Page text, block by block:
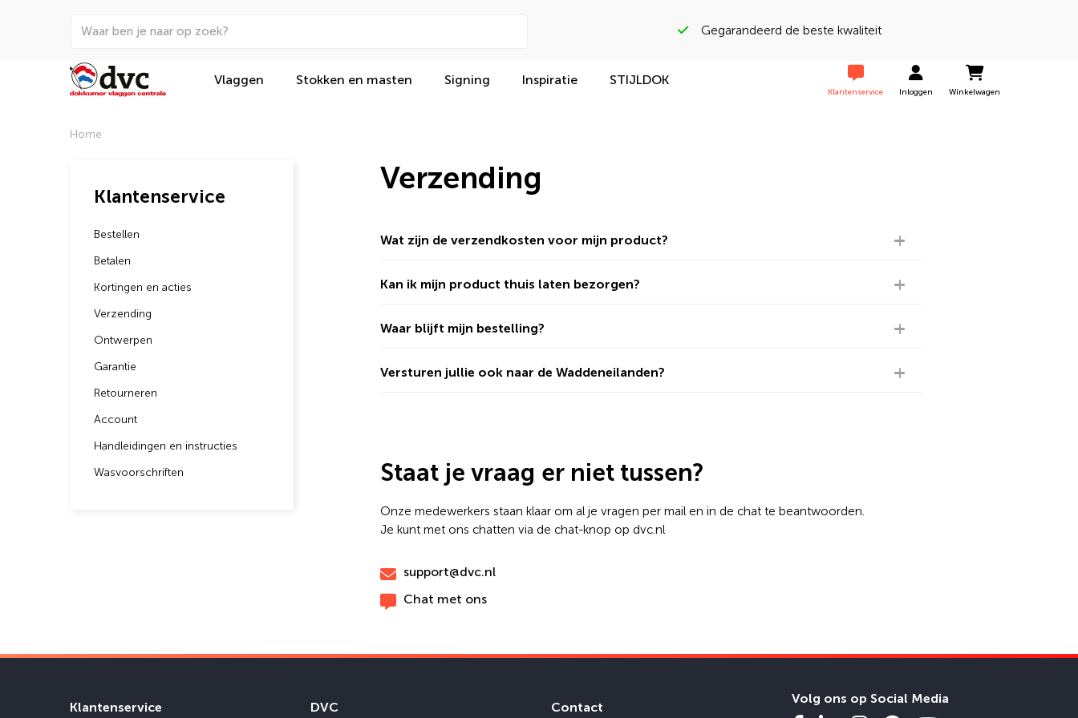
Gegarandeerd de beste kwaliteit
Vlaggen Stokken en masten Signing Inspiratie STIJLDOK
Klantenservice Inloggen Winkelwagen
Home
Klantenservice
Bestellen
Betalen
Kortingen en acties
Verzending
Ontwerpen
Garantie
Retourneren
Account
Handleidingen en instructies
Wasvoorschriften
Verzending
Wat zijn de verzendkosten voor mijn product?
Kan ik mijn product thuis laten bezorgen?
Waar blijft mijn bestelling?
Versturen jullie ook naar de Waddeneilanden?
Staat je vraag er niet tussen?
Onze medewerkers staan klaar om al je vragen per mail en in de chat te beantwoorden.
Je kunt met ons chatten via de chat-knop op dvc.nl
support@dvc.nl
Chat met ons
Klantenservice DVC Contact
Volg ons op Social Media